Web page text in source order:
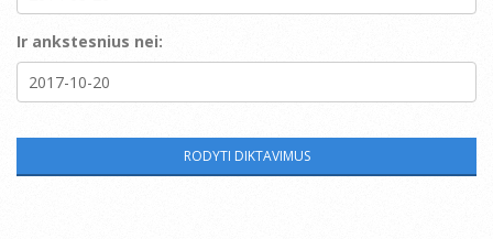
Ir ankstesnius nei: